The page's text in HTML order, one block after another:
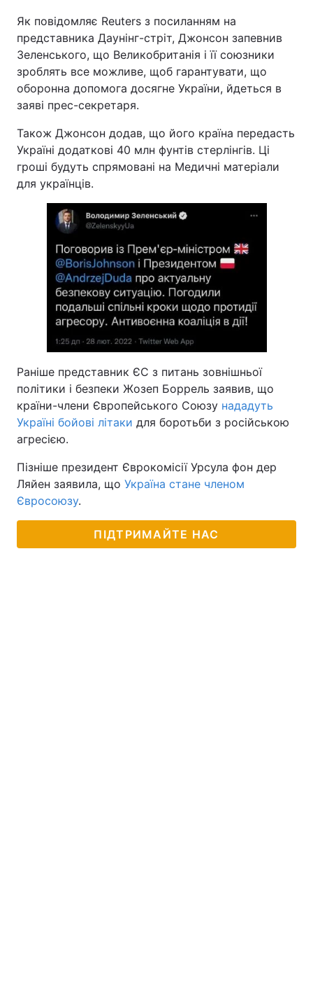
Як повідомляє Reuters з посиланням на
представника Даунінг-стріт, Джонсон запевнив
Зеленського, що Великобританія і її союзники
зроблять все можливе, щоб гарантувати, що
оборонна допомога досягне України, йдеться в
заяві прес-секретаря.
Також Джонсон додав, що його країна передасть
Україні додаткові 40 млн фунтів стерлінгів. Ці
гроші будуть спрямовані на Медичні матеріали
для українців.
Раніше представник ЄС з питань зовнішньої
політики і безпеки Жозеп Боррель заявив, що
країни-члени Європейського Союзу нададуть
Україні бойові літаки для боротьби з російською
агресією.
Пізніше президент Єврокомісії Урсула фон дер
Ляйен заявила, що Україна стане членом
Євросоюзу.
ПІДТРИМАЙТЕ НАС